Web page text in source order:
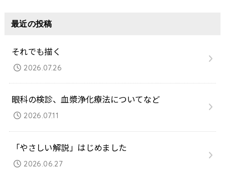
最近の投稿
それでも描く
2026.07.26
眼科の検診、血漿浄化療法についてなど
2026.07.11
「やさしい解説」はじめました
2026.06.27